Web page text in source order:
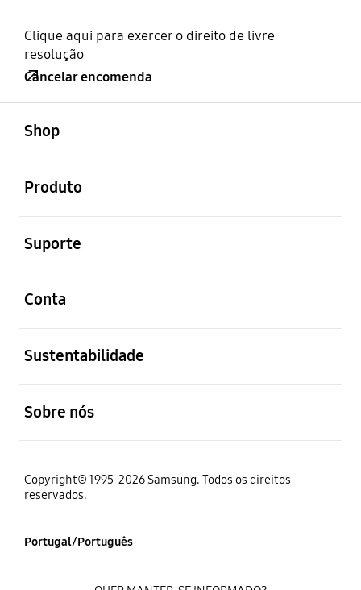
Clique aqui para exercer o direito de livre
resolução
Cancelar encomenda
Shop
Produto
Suporte
Conta
Sustentabilidade
Sobre nós
Copyright© 1995-2026 Samsung. Todos os direitos
reservados.
Portugal/Português